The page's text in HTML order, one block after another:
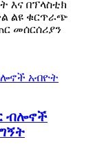
እና በፕላስቲክ
ልዩ ቁርጥራጭ
መሰርሰሪያን
ብሎኖች